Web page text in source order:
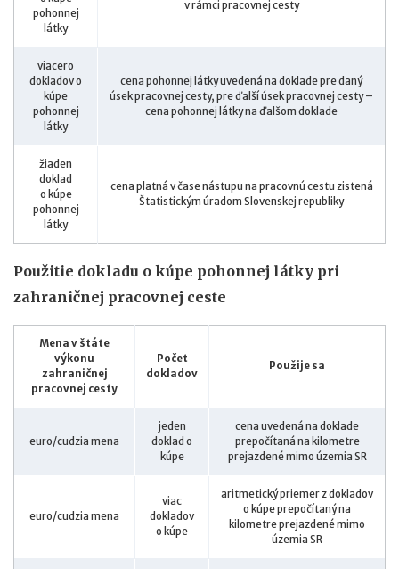
pohonnej
látky
v rámci pracovnej cesty
viacero
dokladov o
kúpe
pohonnej
látky
cena pohonnej látky uvedená na doklade pre daný
úsek pracovnej cesty, pre ďalší úsek pracovnej cesty –
cena pohonnej látky na ďalšom doklade
žiaden
doklad
o kúpe
pohonnej
látky
cena platná v čase nástupu na pracovnú cestu zistená
Štatistickým úradom Slovenskej republiky
Použitie dokladu o kúpe pohonnej látky pri
zahraničnej pracovnej ceste
Mena v štáte
výkonu
zahraničnej
pracovnej cesty
Počet
dokladov
Použije sa
euro/cudzia mena
jeden
doklad o
kúpe
cena uvedená na doklade
prepočítaná na kilometre
prejazdené mimo územia SR
euro/cudzia mena
viac
dokladov
o kúpe
aritmetický priemer z dokladov
o kúpe prepočítaný na
kilometre prejazdené mimo
územia SR